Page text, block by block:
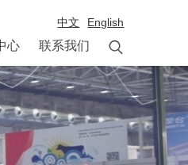
中文 English
心 联系我们 